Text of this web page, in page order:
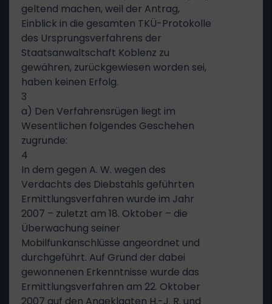
geltend machen, weil der Antrag,
Einblick in die gesamten TKÜ-Protokolle
des Ursprungsverfahrens der
Staatsanwaltschaft Koblenz zu
gewähren, zurückgewiesen worden sei,
haben keinen Erfolg.
3
a) Den Verfahrensrügen liegt im
Wesentlichen folgendes Geschehen
zugrunde:
4
In dem gegen A. W. wegen des
Verdachts des Diebstahls geführten
Ermittlungsverfahren wurde im Jahr
2007 – zuletzt am 18. Oktober – die
Überwachung seiner
Mobilfunkanschlüsse angeordnet und
durchgeführt. Auf Grund der dabei
gewonnenen Erkenntnisse wurde das
Ermittlungsverfahren am 22. Oktober